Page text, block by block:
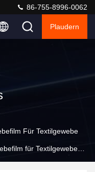
86-755-8996-0062
Plaudern
Für Textilgewebe
für Textilgewebe-